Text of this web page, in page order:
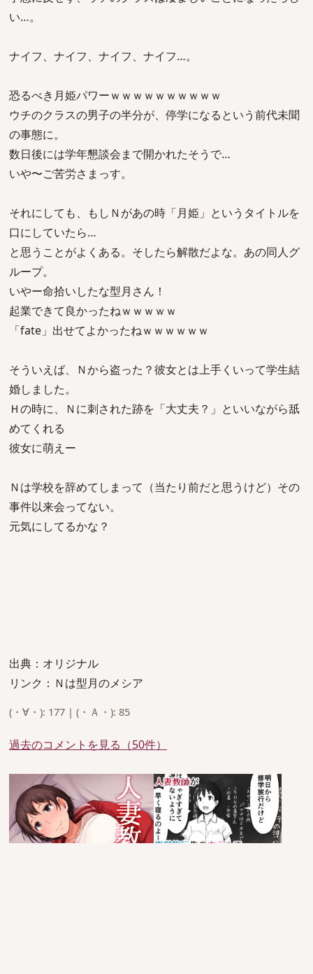
い…。
ナイフ、ナイフ、ナイフ、ナイフ…。
恐るべき月姫パワーｗｗｗｗｗｗｗｗｗｗ
ウチのクラスの男子の半分が、停学になるという前代未聞
の事態に。
数日後には学年懇談会まで開かれたそうで…
いや〜ご苦労さまっす。
それにしても、もしＮがあの時「月姫」というタイトルを
口にしていたら…
と思うことがよくある。そしたら解散だよな。あの同人グ
ループ。
いやー命拾いしたな型月さん！
起業できて良かったねｗｗｗｗｗ
「fate」出せてよかったねｗｗｗｗｗｗ
そういえば、Ｎから盗った？彼女とは上手くいって学生結
婚しました。
Ｈの時に、Ｎに刺された跡を「大丈夫？」といいながら舐
めてくれる
彼女に萌えー
Ｎは学校を辞めてしまって（当たり前だと思うけど）その
事件以来会ってない。
元気にしてるかな？
出典：オリジナル
リンク：Ｎは型月のメシア
(・∀・): 177 | (・Ａ・): 85
過去のコメントを見る（50件）